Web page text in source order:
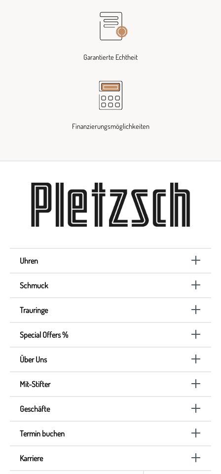
Garantierte Echtheit
Finanzierungsmöglichkeiten
Uhren
Schmuck
Trauringe
Special Offers %
Über Uns
Mit-Stifter
Geschäfte
Termin buchen
Karriere